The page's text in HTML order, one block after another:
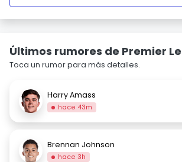
Últimos rumores de Premier
Toca un rumor para más detalles.
Harry Amass
hace 43m
Brennan Johnson
hace 3h